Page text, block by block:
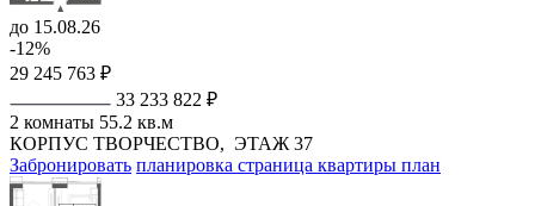
до 15.08.26
-12%
29 245 763 ₽
33 233 822 ₽
2 комнаты 55.2 кв.м
КОРПУС ТВОРЧЕСТВО, ЭТАЖ 37
Забронировать планировка страница квартиры план